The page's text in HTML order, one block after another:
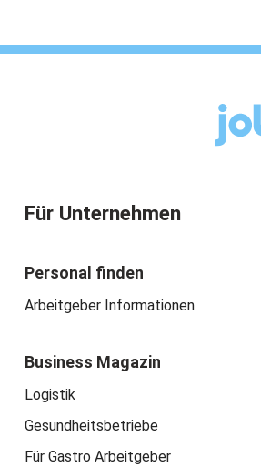
Für Unternehmen
Personal finden
Arbeitgeber Informationen
Business Magazin
Logistik
Gesundheitsbetriebe
Für Gastro Arbeitgeber